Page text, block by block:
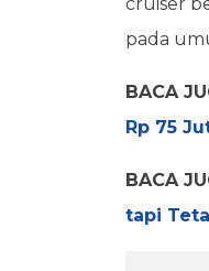
pada
BACA
Rp 75
BACA
tapi